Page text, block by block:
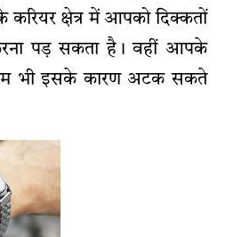
क्षेत्र में आपको दिक्कतों
पड़ सकता है। वहीं आपके
भी इसके कारण अटक सकते